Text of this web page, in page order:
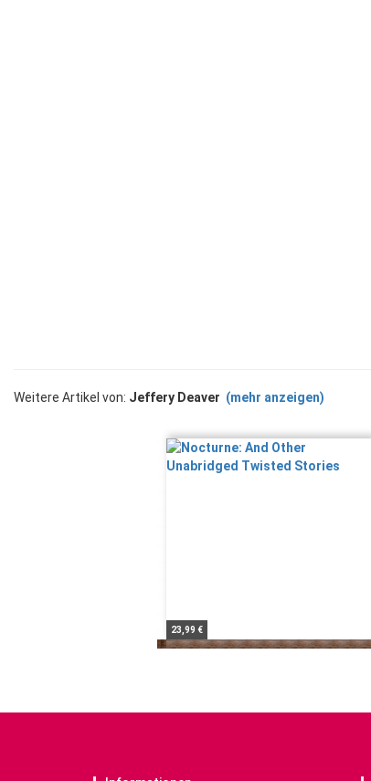
Weitere Artikel von: Jeffery Deaver (mehr anzeigen)
23,99 €